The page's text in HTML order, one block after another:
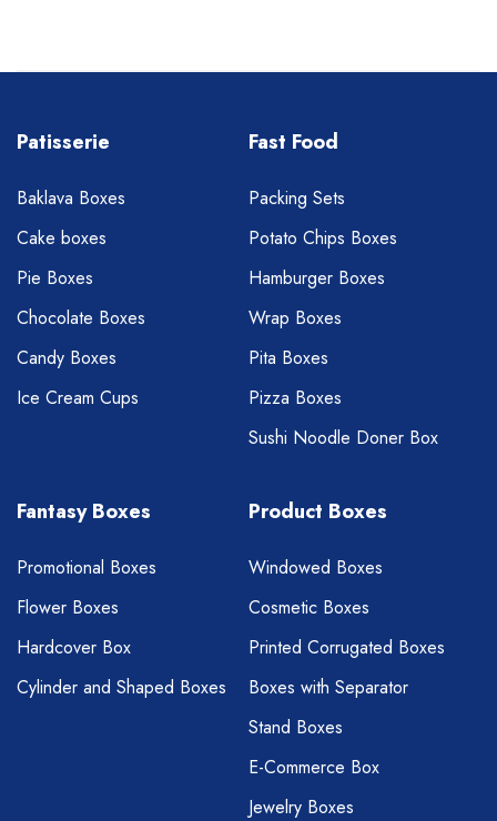
Patisserie
Baklava Boxes
Cake boxes
Pie Boxes
Chocolate Boxes
Candy Boxes
Ice Cream Cups
Fast Food
Packing Sets
Potato Chips Boxes
Hamburger Boxes
Wrap Boxes
Pita Boxes
Pizza Boxes
Sushi Noodle Doner Box
Fantasy Boxes
Promotional Boxes
Flower Boxes
Hardcover Box
Cylinder and Shaped Boxes
Product Boxes
Windowed Boxes
Cosmetic Boxes
Printed Corrugated Boxes
Boxes with Separator
Stand Boxes
E-Commerce Box
Jewelry Boxes